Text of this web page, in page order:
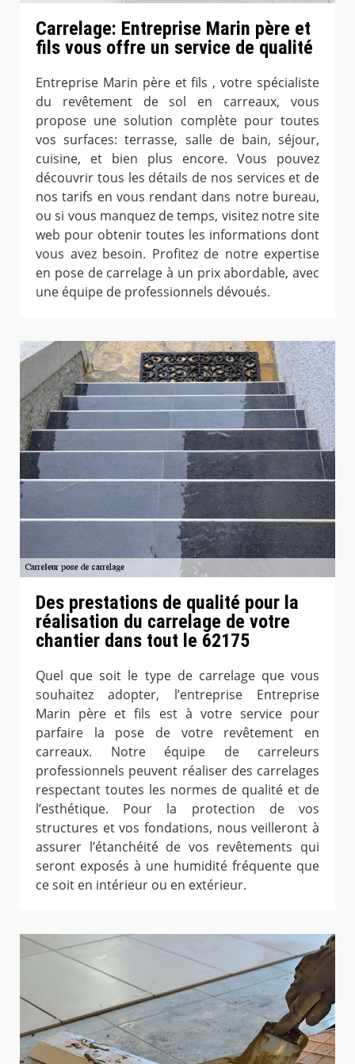
Carrelage: Entreprise Marin père et
fils vous offre un service de qualité
Entreprise Marin père et fils , votre spécialiste
du revêtement de sol en carreaux, vous
propose une solution complète pour toutes
vos surfaces: terrasse, salle de bain, séjour,
cuisine, et bien plus encore. Vous pouvez
découvrir tous les détails de nos services et de
nos tarifs en vous rendant dans notre bureau,
ou si vous manquez de temps, visitez notre site
web pour obtenir toutes les informations dont
vous avez besoin. Profitez de notre expertise
en pose de carrelage à un prix abordable, avec
une équipe de professionnels dévoués.
Des prestations de qualité pour la
réalisation du carrelage de votre
chantier dans tout le 62175
Quel que soit le type de carrelage que vous
souhaitez adopter, l’entreprise Entreprise
Marin père et fils est à votre service pour
parfaire la pose de votre revêtement en
carreaux. Notre équipe de carreleurs
professionnels peuvent réaliser des carrelages
respectant toutes les normes de qualité et de
l’esthétique. Pour la protection de vos
structures et vos fondations, nous veilleront à
assurer l’étanchéité de vos revêtements qui
seront exposés à une humidité fréquente que
ce soit en intérieur ou en extérieur.